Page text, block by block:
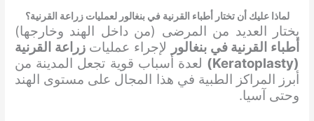
لماذا عليك أن تختار أطباء القرنية في بنغالور لعمليات زراعة القرنية؟
يختار العديد من المرضى (من داخل الهند وخارجها)
أطباء القرنية في بنغالور لإجراء عملياتزراعة القرنية
(Keratoplasty)
لعدة أسباب قوية تجعل المدينة من
أبرز المراكز الطبية في هذا المجال على مستوى الهند
وحتى آسيا.